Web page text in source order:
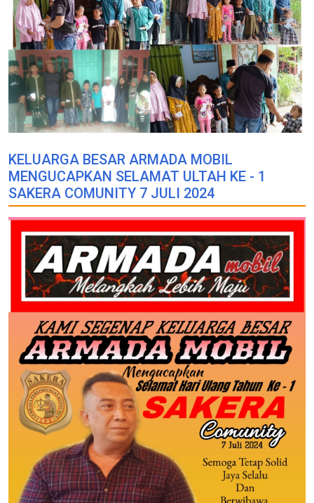
KELUARGA BESAR ARMADA MOBIL
MENGUCAPKAN SELAMAT ULTAH KE - 1
SAKERA COMUNITY 7 JULI 2024